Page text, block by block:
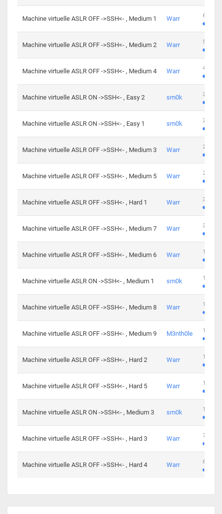
Machine virtuelle ASLR OFF ->SSH<- , Medium 1 Warr 605
Machine virtuelle ASLR OFF ->SSH<- , Medium 2 Warr 509
Machine virtuelle ASLR OFF ->SSH<- , Medium 4 Warr 413
Machine virtuelle ASLR ON ->SSH<- , Easy 2 sm0k 247
Machine virtuelle ASLR ON ->SSH<- , Easy 1 sm0k 219
Machine virtuelle ASLR OFF ->SSH<- , Medium 3 Warr 280
Machine virtuelle ASLR OFF ->SSH<- , Medium 5 Warr 265
Machine virtuelle ASLR OFF ->SSH<- , Hard 1 Warr 224
Machine virtuelle ASLR OFF ->SSH<- , Medium 7 Warr 230
Machine virtuelle ASLR OFF ->SSH<- , Medium 6 Warr 168
Machine virtuelle ASLR ON ->SSH<- , Medium 1 sm0k 139
Machine virtuelle ASLR OFF ->SSH<- , Medium 8 Warr 112
Machine virtuelle ASLR OFF ->SSH<- , Medium 9 M3nth0le 100
Machine virtuelle ASLR OFF ->SSH<- , Hard 2 Warr 176
Machine virtuelle ASLR OFF ->SSH<- , Hard 5 Warr 115
Machine virtuelle ASLR ON ->SSH<- , Medium 3 sm0k 115
Machine virtuelle ASLR OFF ->SSH<- , Hard 3 Warr 76
Machine virtuelle ASLR OFF ->SSH<- , Hard 4 Warr 63